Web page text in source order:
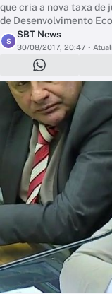
que cria a nova taxa de
de Desenvolvimento
S
SBT News
30/08/2017, 20:47 •